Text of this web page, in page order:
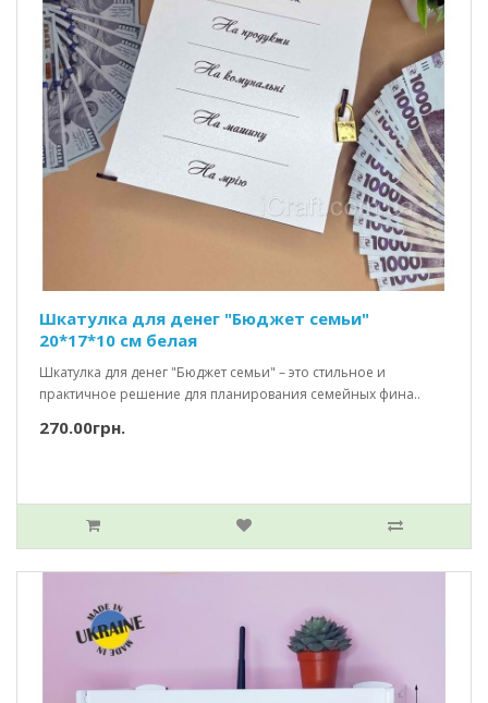
Шкатулка для денег "Бюджет семьи"
20*17*10 см белая
Шкатулка для денег "Бюджет семьи" – это стильное и
практичное решение для планирования семейных фина..
270.00грн.